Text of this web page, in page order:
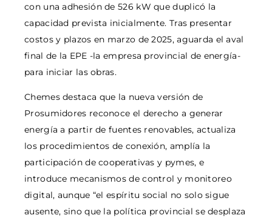
con una adhesión de 526 kW que duplicó la
capacidad prevista inicialmente. Tras presentar
costos y plazos en marzo de 2025, aguarda el aval
final de la EPE -la empresa provincial de energía-
para iniciar las obras.
Chemes destaca que la nueva versión de
Prosumidores reconoce el derecho a generar
energía a partir de fuentes renovables, actualiza
los procedimientos de conexión, amplía la
participación de cooperativas y pymes, e
introduce mecanismos de control y monitoreo
digital, aunque “el espíritu social no solo sigue
ausente, sino que la política provincial se desplaza